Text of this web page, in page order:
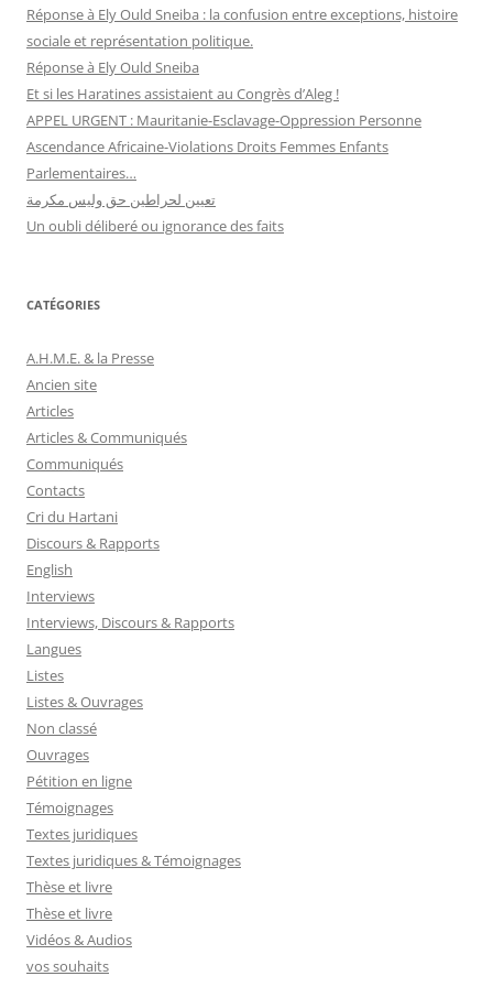
Réponse à Ely Ould Sneiba : la confusion entre exceptions, histoire
sociale et représentation politique.
Réponse à Ely Ould Sneiba
Et si les Haratines assistaient au Congrès d’Aleg !
APPEL URGENT : Mauritanie-Esclavage-Oppression Personne
Ascendance Africaine-Violations Droits Femmes Enfants
Parlementaires…
تعيين لحراطين حق وليس مكرمة
Un oubli déliberé ou ignorance des faits
CATÉGORIES
A.H.M.E. & la Presse
Ancien site
Articles
Articles & Communiqués
Communiqués
Contacts
Cri du Hartani
Discours & Rapports
English
Interviews
Interviews, Discours & Rapports
Langues
Listes
Listes & Ouvrages
Non classé
Ouvrages
Pétition en ligne
Témoignages
Textes juridiques
Textes juridiques & Témoignages
Thèse et livre
Thèse et livre
Vidéos & Audios
vos souhaits